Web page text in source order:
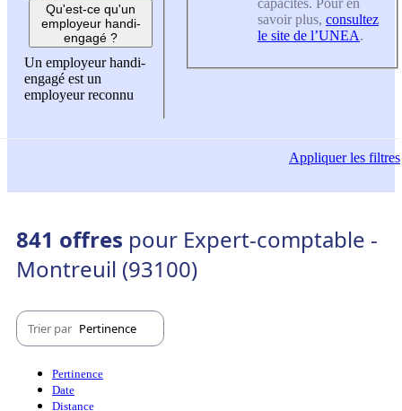
Qu'est-ce qu'un
employeur handi-
engagé ?
Un employeur handi-
engagé est un
employeur reconnu
capacités. Pour en
savoir plus, consultez
le site de l’UNEA.
Appliquerles filtres
841 offres pour Expert-comptable -
Montreuil (93100)
Trier par Pertinence
Pertinence
Date
Distance